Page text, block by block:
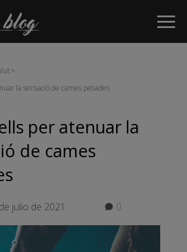
la sensació de cames pesades
per atenuar la
de cames
julio de 2021 0